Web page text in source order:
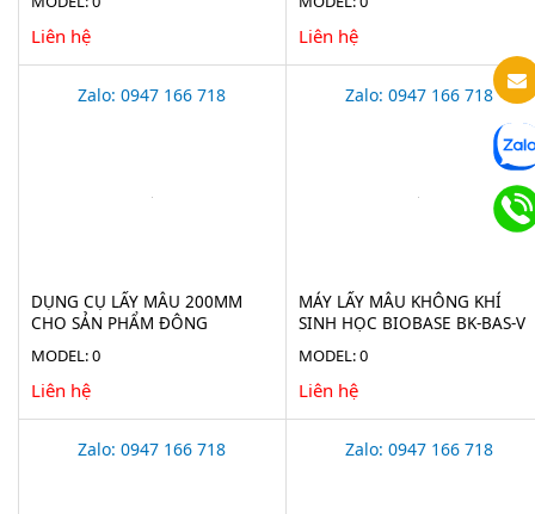
5323-0190
Liên hệ
5323-0200
Liên hệ
Zalo: 0947 166 718
DỤNG CỤ LẤY MẪU 200MM
CHO SẢN PHẨM ĐÔNG
5323-2010
MODEL: 0
Liên hệ
Zalo: 0947 166 718
MÁY LẤY MẪU KHÔNG KHÍ
SINH HỌC BIOBASE BK-BAS-V
MODEL: 0
Liên hệ
Zalo: 0947 166 718 Zalo: 0947 166 718